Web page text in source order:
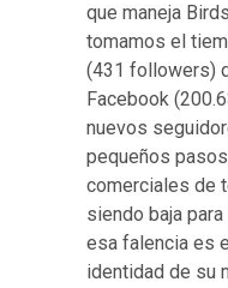
que maneja
tomamos el
(431 followers)
Facebook
nuevos
pequeños
comerciales de
siendo baja
esa falencia es
identidad de su